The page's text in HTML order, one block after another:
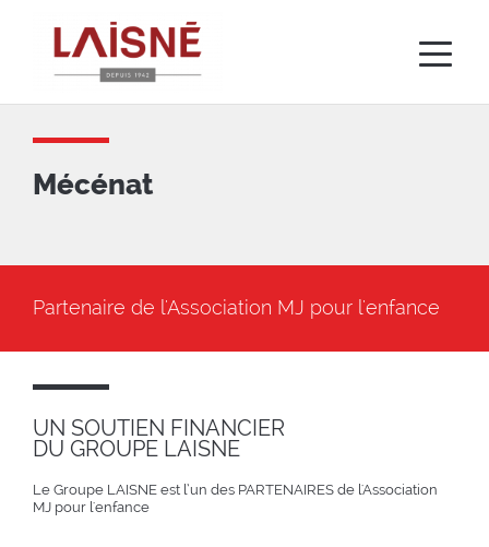
Mécénat
Partenaire de l'Association MJ pour l'enfance
UN SOUTIEN FINANCIER
DU GROUPE LAISNE
Le Groupe LAISNE est l’un des PARTENAIRES de l'Association
MJ pour l'enfance